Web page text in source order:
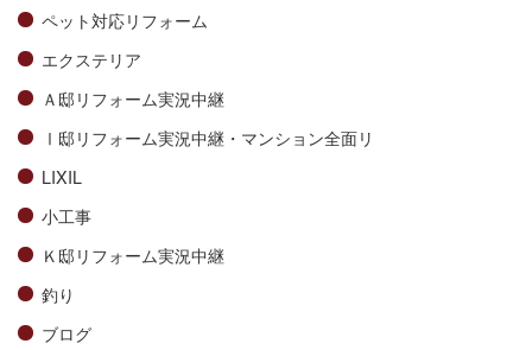
ペット対応リフォーム
エクステリア
Ａ邸リフォーム実況中継
Ⅰ邸リフォーム実況中継・マンション全面リ
LIXIL
小工事
Ｋ邸リフォーム実況中継
釣り
ブログ